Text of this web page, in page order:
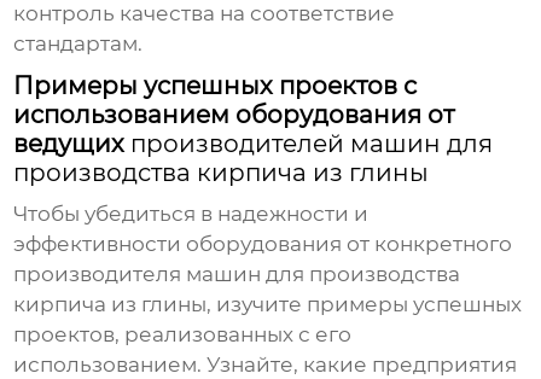
контроль качества на соответствие
стандартам.
Примеры успешных проектов с
использованием оборудования от
ведущих производителей машин для
производства кирпича из глины
Чтобы убедиться в надежности и
эффективности оборудования от конкретного
производителя машин для производства
кирпича из глины, изучите примеры успешных
проектов, реализованных с его
использованием. Узнайте, какие предприятия